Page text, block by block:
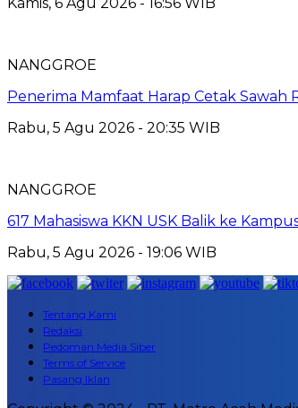
NANGGROE
Penerima Mamfaat Harap Cetak
Rabu, 5 Agu 2026 - 20:35 WIB
NANGGROE
617 Mahasiswa KKN USK Balik ke
Rabu, 5 Agu 2026 - 19:06 WIB
Tentang Kami
Redaksi
Pedoman Media Siber
Terms of Service
Pasang Iklan